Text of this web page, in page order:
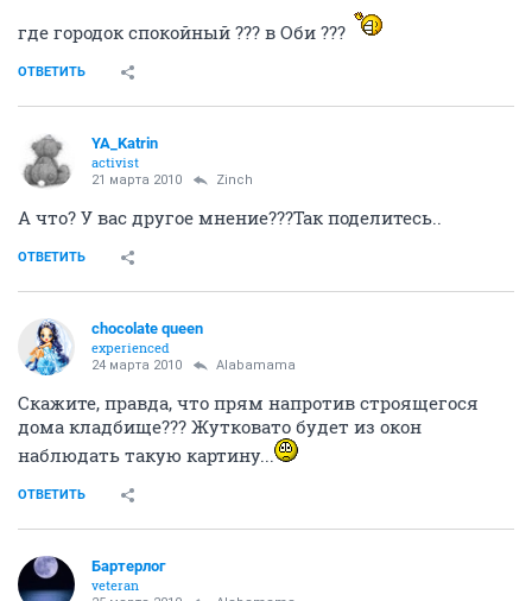
где городок спокойный ??? в Оби ???
ОТВЕТИТЬ
YA_Katrin
activist
21 марта 2010 Zinch
А что? У вас другое мнение???Так поделитесь..
ОТВЕТИТЬ
chocolate queen
experienced
24 марта 2010 Alabamama
Скажите, правда, что прям напротив строящегося
дома кладбище??? Жутковато будет из окон
наблюдать такую картину...
ОТВЕТИТЬ
Бартерлог
veteran